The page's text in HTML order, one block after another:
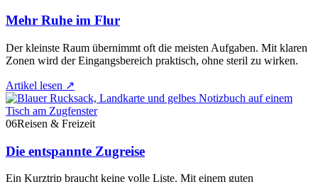
Mehr Ruhe im Flur
Der kleinste Raum übernimmt oft die meisten Aufgaben. Mit klaren
Zonen wird der Eingangsbereich praktisch, ohne steril zu wirken.
Artikel lesen ↗
06Reisen & Freizeit
Die entspannte Zugreise
Ein Kurztrip braucht keine volle Liste. Mit einem guten